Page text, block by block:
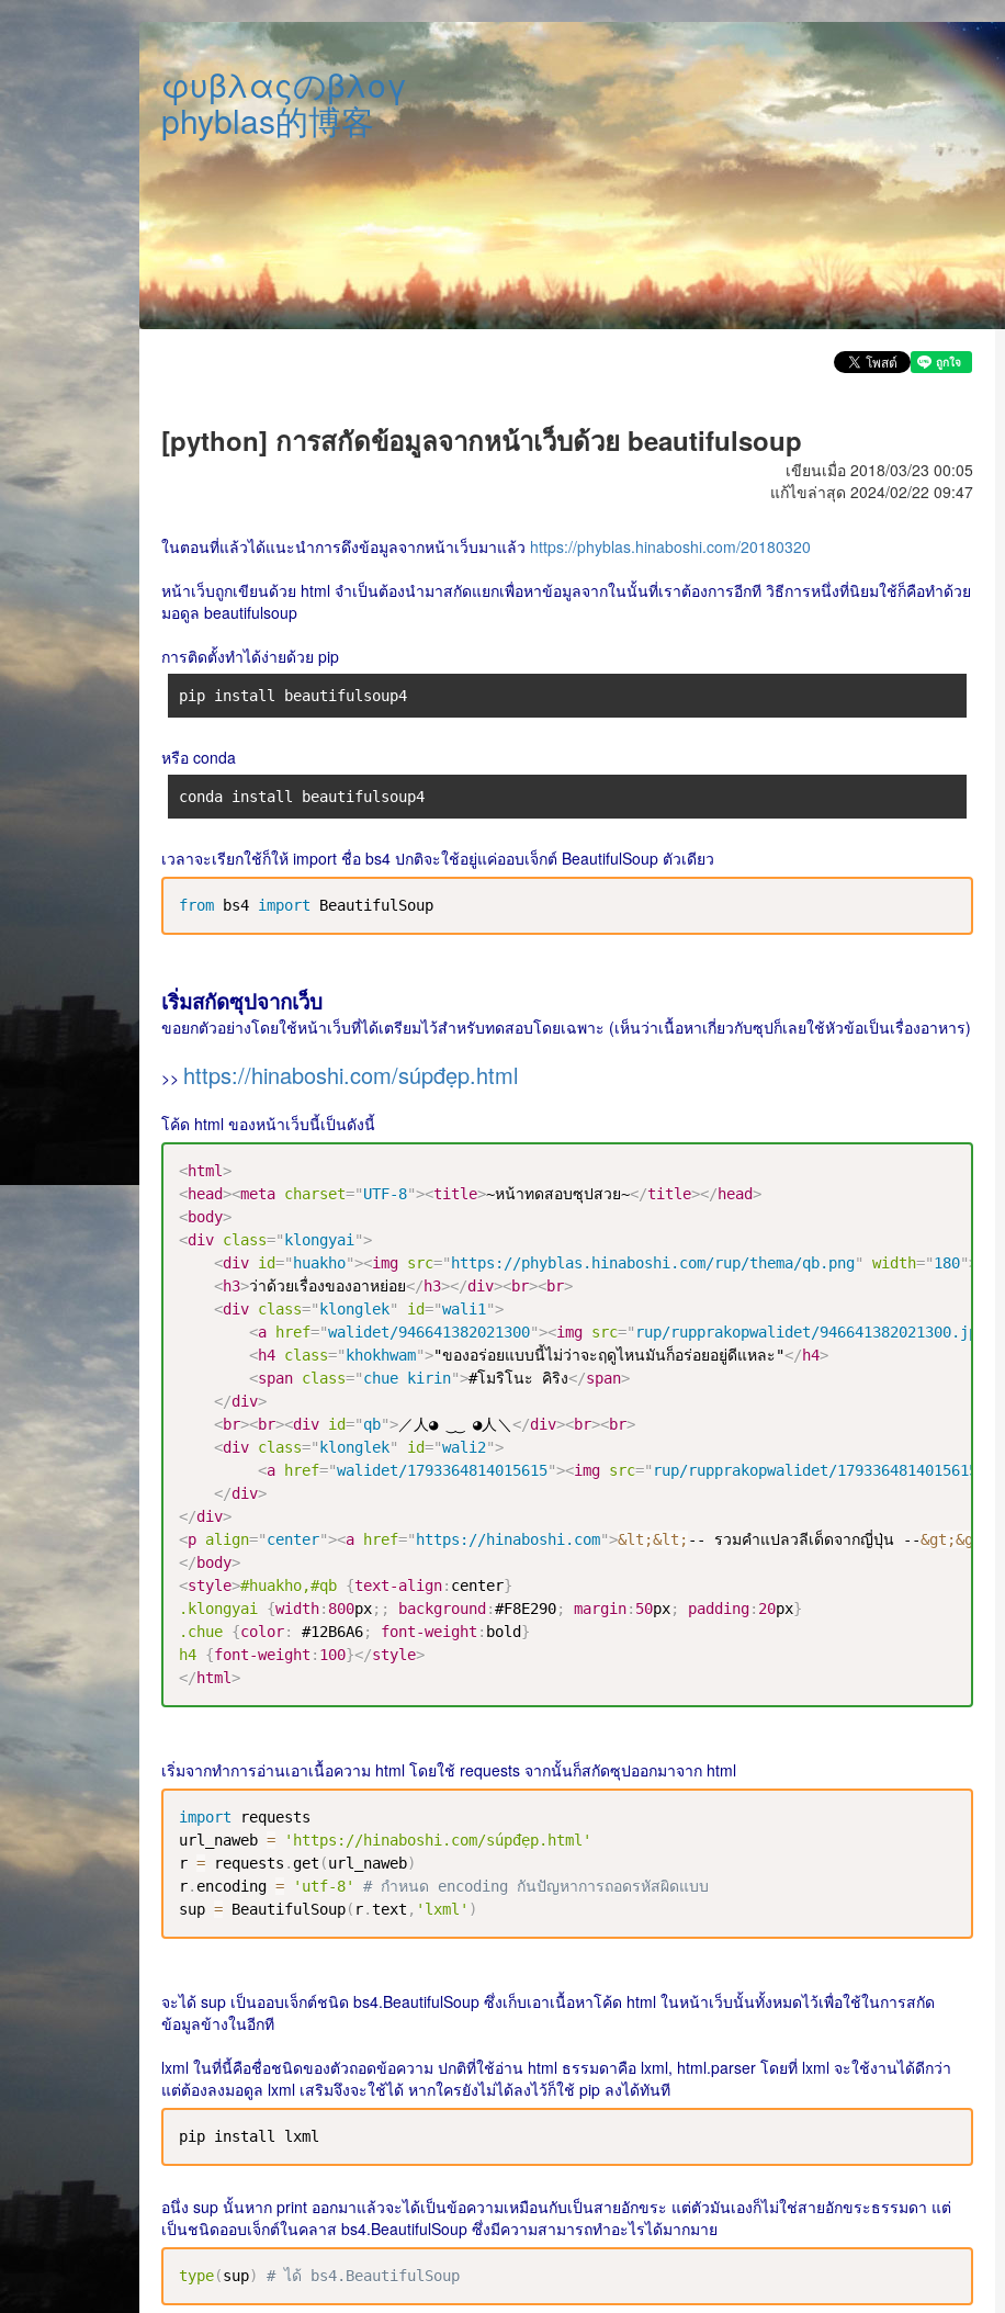
φυβλαςのβλογ
phyblas的博客
[python] การสกัดข้อมูลจากหน้าเว็บด้วย beautifulsoup
เขียนเมื่อ 2018/03/23 00:05
แก้ไขล่าสุด 2024/02/22 09:47
ในตอนที่แล้วได้แนะนำการดึงข้อมูลจากหน้าเว็บมาแล้ว https://phyblas.hinaboshi.com/20180320
หน้าเว็บถูกเขียนด้วย html จำเป็นต้องนำมาสกัดแยกเพื่อหาข้อมูลจากในนั้นที่เราต้องการอีกที วิธีการหนึ่งที่นิยมใช้ก็คือทำด้วย
มอดูล beautifulsoup
การติดตั้งทำได้ง่ายด้วย pip
pip install beautifulsoup4
หรือ conda
conda install beautifulsoup4
เวลาจะเรียกใช้ก็ให้ import ชื่อ bs4 ปกติจะใช้อยู่แค่ออบเจ็กต์ BeautifulSoup ตัวเดียว
from bs4 import BeautifulSoup
เริ่มสกัดซุปจากเว็บ
ขอยกตัวอย่างโดยใช้หน้าเว็บที่ได้เตรียมไว้สำหรับทดสอบโดยเฉพาะ (เห็นว่าเนื้อหาเกี่ยวกับซุปก็เลยใช้หัวข้อเป็นเรื่องอาหาร)
>> https://hinaboshi.com/súpđẹp.html
โค้ด html ของหน้าเว็บนี้เป็นดังนี้
<html>
<head><meta charset="UTF-8"><title>~หน้าทดสอบซุปสวย~</title></head>
<body>
<div class=" klongyai ">
<div id=" huakho"><img src=" https://phyblas.hinaboshi.com/rup/thema/qb.png" width="180">
<h3>ว่าด้วยเรื่องของอาหย่อย</h3></div><br><br>
<div class=" klonglek" id="wali1 ">
<a href="walidet/946641382021300"><img src=" rup/rupprakopwalidet/946641382021300.jpg
<h4 class=" khokhwam">"ของอร่อยแบบนี้ไม่ว่าจะฤดูไหนมันก็อร่อยอยู่ดีแหละ"</h4>
<span class="chue kirin">#โมริโนะ คิริง</span>
</div>
<br><br><div id="qb">／人◕ ‿‿ ◕人＼ </div><br><br>
<div class=" klonglek" id="wali2">
<a href="walidet/1793364814015615"><img src=" rup/rupprakopwalidet/1793364814015615.jpg
</div>
</div>
<p align="center"><a href=" https://hinaboshi.com">&lt;&lt; -- รวมคำแปลวลีเด็ดจากญี่ปุ่น --&gt;&gt;
</body>
<style>#huakho,#qb {text-align: center}
.klongyai
{width: 800px; ; background :#F8E290; margin: 50px; padding: 20px}
.chue {color: #12B6A6; font-weight : bold}
h4 {font-weight : 100}</style>
</html>
เริ่มจากทำการอ่านเอาเนื้อความ html โดยใช้ requests จากนั้นก็สกัดซุปออกมาจาก html
import requests
url_naweb =
'https://hinaboshi.com/súpđẹp.html'
r = requests .get (url_naweb)
r. encoding = 'utf-8'
# กำหนด encoding กันปัญหาการถอดรหัสผิดแบบ
sup = BeautifulSoup( r.text , 'lxml' )
จะได้ sup เป็นออบเจ็กต์ชนิด bs4.BeautifulSoup ซึ่งเก็บเอาเนื้อหาโค้ด html ในหน้าเว็บนั้นทั้งหมดไว้เพื่อใช้ในการสกัด
ข้อมูลข้างในอีกที
lxml ในที่นี้คือชื่อชนิดของตัวถอดข้อความ ปกติที่ใช้อ่าน html ธรรมดาคือ lxml, html.parser โดยที่ lxml จะใช้งานได้ดีกว่า
แต่ต้องลงมอดูล lxml เสริมจึงจะใช้ได้ หากใครยังไม่ได้ลงไว้ก็ใช้ pip ลงได้ทันที
pip install lxml
อนึ่ง sup นั้นหาก print ออกมาแล้วจะได้เป็นข้อความเหมือนกับเป็นสายอักขระ แต่ตัวมันเองก็ไม่ใช่สายอักขระธรรมดา แต่
เป็นชนิดออบเจ็กต์ในคลาส bs4.BeautifulSoup ซึ่งมีความสามารถทำอะไรได้มากมาย
type(sup) # ได้ bs4.BeautifulSoup